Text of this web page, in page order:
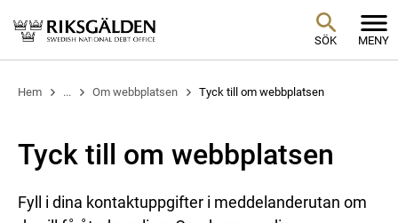
SÖK MENY
Hem ... Om webbplatsen Tyck till om webbplatsen
Tyck till om webbplatsen
Fyll i dina kontaktuppgifter i meddelanderutan om